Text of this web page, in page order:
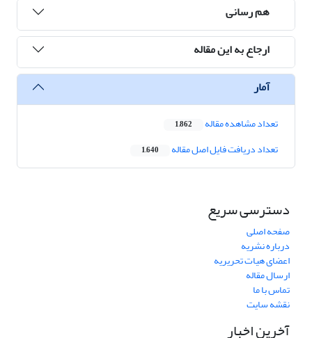
هم رسانی
ارجاع به این مقاله
آمار
تعداد مشاهده مقاله 1,862
تعداد دریافت فایل اصل مقاله 1,640
دسترسی سریع
صفحه اصلی
درباره نشریه
اعضای هیات تحریریه
ارسال مقاله
تماس با ما
نقشه سایت
آخرین اخبار